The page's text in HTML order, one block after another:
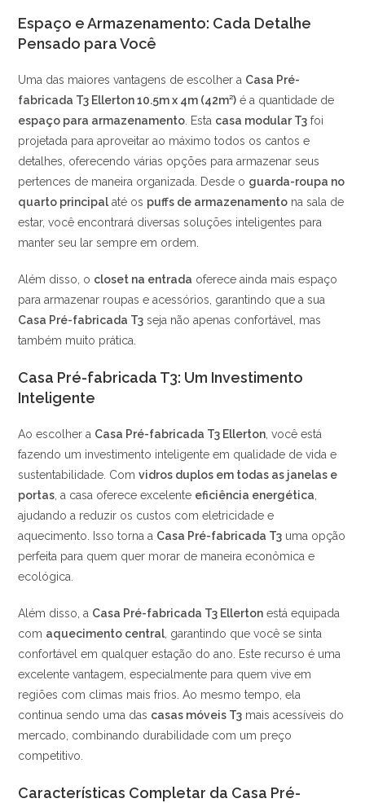
Espaço e Armazenamento: Cada Detalhe
Pensado para Você
Uma das maiores vantagens de escolher a Casa Pré-
fabricada T3 Ellerton 10.5m x 4m (42m²) é a quantidade de
espaço para armazenamento . Esta casa modular T3 foi
projetada para aproveitar ao máximo todos os cantos e
detalhes, oferecendo várias opções para armazenar seus
pertences de maneira organizada. Desde o guarda-roupa no
quarto principal até os puffs de armazenamento na sala de
estar, você encontrará diversas soluções inteligentes para
manter seu lar sempre em ordem.
Além disso, o closet na entrada oferece ainda mais espaço
para armazenar roupas e acessórios, garantindo que a sua
Casa Pré-fabricada T3 seja não apenas confortável, mas
também muito prática.
Casa Pré-fabricada T3: Um Investimento
Inteligente
Ao escolher a Casa Pré-fabricada T3 Ellerton , você está
fazendo um investimento inteligente em qualidade de vida e
sustentabilidade. Comvidros duplos em todas as janelas e
portas , a casa oferece excelente eficiência energética
ajudando a reduzir os custos com eletricidade e
aquecimento. Isso torna a Casa Pré-fabricada T3 uma opção
perfeita para quem quer morar de maneira econômica e
ecológica.
Além disso, a Casa Pré-fabricada T3 Ellerton está equipada
com aquecimento central , garantindo que você se sinta
confortável em qualquer estação do ano. Este recurso é uma
excelente vantagem, especialmente para quem vive em
regiões com climas mais frios. Ao mesmo tempo, ela
continua sendo uma das casas móveis T3 mais acessíveis do
mercado, combinando durabilidade com um preço
competitivo.
Características Completar da Casa Pré-